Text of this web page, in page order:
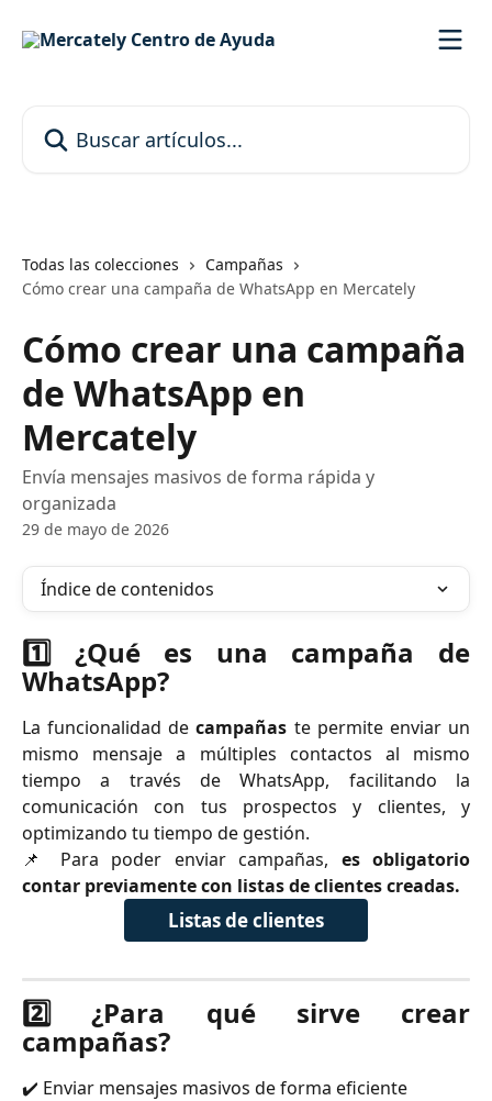
Todas las colecciones
Campañas
Cómo crear una campaña de WhatsApp en Mercately
Cómo crear una campaña
de WhatsApp en
Mercately
Envía mensajes masivos de forma rápida y
organizada
29 de mayo de 2026
Índice de contenidos
1️⃣ ¿Qué es una campaña de
WhatsApp?
La funcionalidad decampañas te permite enviar un
mismo mensaje a múltiples contactos al mismo
tiempo a través de WhatsApp, facilitando la
comunicación con tus prospectos y clientes, y
optimizando tu tiempo de gestión.
📌 Para poder enviar campañas, es obligatorio
contar previamente con listas de clientes creadas.
Listas de clientes
2️⃣ ¿Para qué sirve crear
campañas?
✔️ Enviar mensajes masivos de forma eficiente